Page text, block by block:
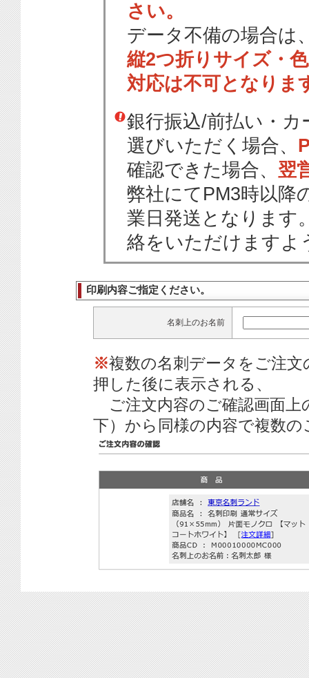
さい。
データ不備の場合は
縦2つ折りサイズ・
対応は不可となりま
銀行振込/前払い・
選びいただく場合、
確認できた場合、 翌
弊社にてPM3時以降
業日発送となります
絡をいただけますよ
印刷内容ご指定ください。
名刺上のお名前
※複数の名刺データをご注
押した後に表示される、
ご注文内容のご確認画面上
下）から同様の内容で複数